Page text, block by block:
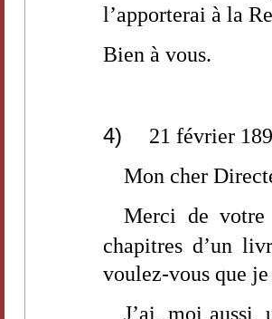
l’apporterai à la
Bien à vous.
4)
21 février
Mon cher
Merci de
chapitres d’un
voulez-vous que je
J’ai, moi